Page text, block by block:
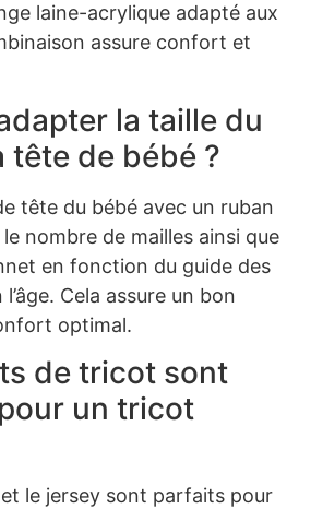
laine-acrylique adapté aux
assure confort et
la taille du
tête de bébé ?
tête du bébé avec un ruban
nombre de mailles ainsi que
en fonction du guide des
Cela assure un bon
optimal.
de tricot sont
un tricot
le jersey sont parfaits pour